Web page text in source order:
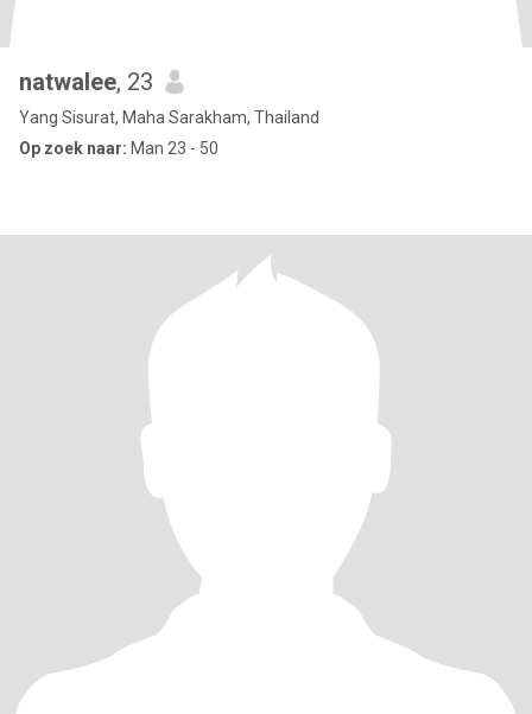
natwalee, 23
Yang Sisurat, Maha Sarakham, Thailand
Op zoek naar: Man 23 - 50